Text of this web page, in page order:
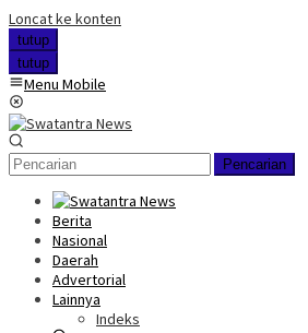
Loncat ke konten
tutup
tutup
Menu Mobile
Pencarian
Berita
Nasional
Daerah
Advertorial
Lainnya
Indeks